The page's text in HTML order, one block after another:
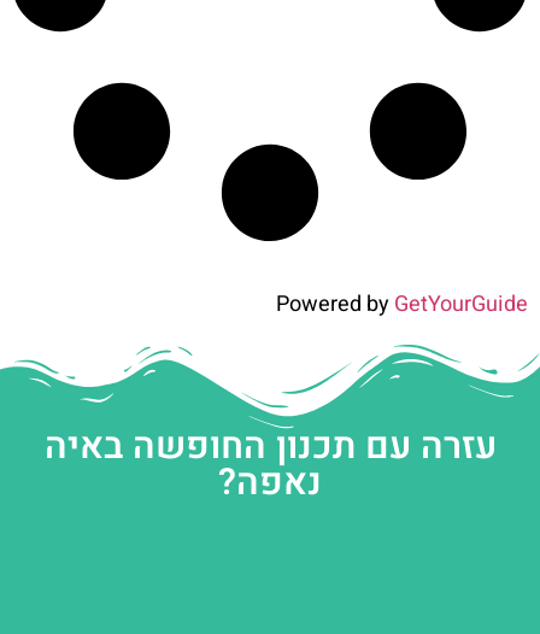
Powered byGetYourGuide
עזרה עם תכנון החופשה באיה
נאפה?